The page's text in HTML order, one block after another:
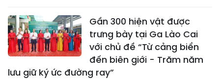
Gần 300 hiện vật được
trưng bày tại Ga Lào Cai
với chủ đề “Từ cảng biển
đến biên giới - Trăm năm
lưu giữ ký ức đường ray”